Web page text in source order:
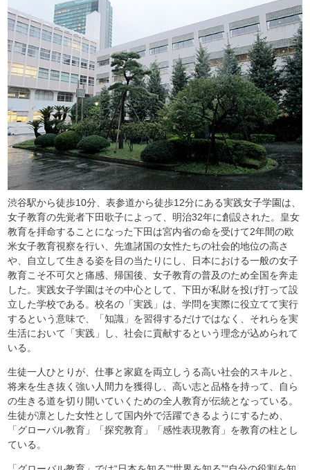
渋谷駅から徒歩10分、表参道から徒歩12分にある実践女子学園は、
女子教育の先覚者下田歌子によって、明治32年に創設された。皇女
教育を拝命することになった下田は宮内省の命を受けて2年間の欧
米女子教育視察を行い、先進諸国の女性たちの社会的地位の高さ
や、自立して生きる姿を目の当たりにし、日本における一般の女子
教育こそ不可欠と痛感、帰国後、女子教育の普及のため全国を奔走
した。実践女子学園はその中心として、下田が私財を投げ打って設
立した学校である。校名の「実践」は、学問を実際に役立てて実行
するという意味で、「知識」を習得するだけではなく、それらを実
生活において「実践」し、社会に貢献するという理念が込められて
いる。
生徒一人ひとりが、仕事と家庭を両立しうる高い社会的スキルと、
将来を生き抜く強い人間力を獲得し、高い志と品格を持って、自ら
の生きる道を切り開いていくための全人教育が伝統となっている。
生徒が凛とした女性として国内外で活躍できるようにするため、
「グローバル教育」「探究教育」「感性表現教育」を教育の柱とし
ている。